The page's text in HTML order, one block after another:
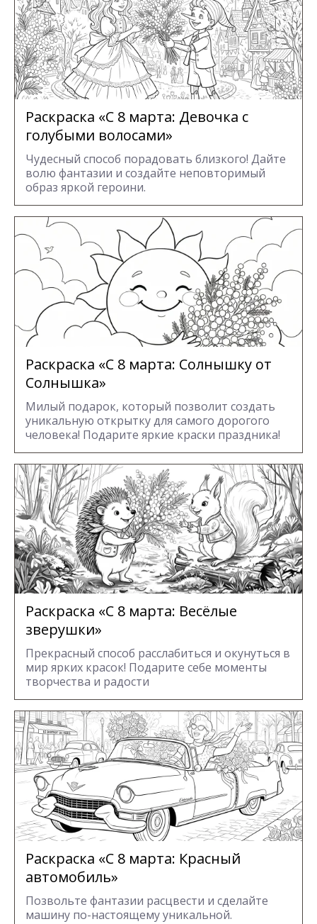
Раскраска «С 8 марта: Девочка с
голубыми волосами»
Чудесный способ порадовать близкого! Дайте
волю фантазии и создайте неповторимый
образ яркой героини.
Раскраска «С 8 марта: Солнышку от
Солнышка»
Милый подарок, который позволит создать
уникальную открытку для самого дорогого
человека! Подарите яркие краски праздника!
Раскраска «С 8 марта: Весёлые
зверушки»
Прекрасный способ расслабиться и окунуться в
мир ярких красок! Подарите себе моменты
творчества и радости
Раскраска «С 8 марта: Красный
автомобиль»
Позвольте фантазии расцвести и сделайте
машину по-настоящему уникальной.